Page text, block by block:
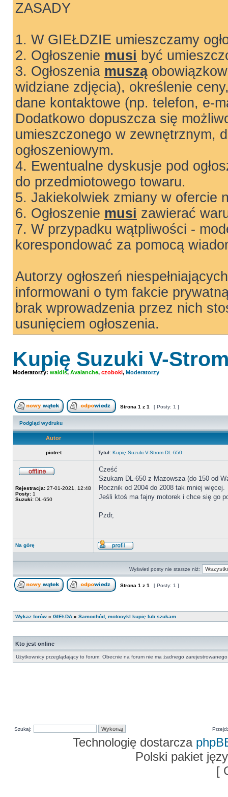
ZASADY
1. W GIEŁDZIE umieszczamy
2. Ogłoszenie musi być
3. Ogłoszenia muszą
widziane zdjęcia), określenie
dane kontaktowe (np. telefon, e-
Dodatkowo dopuszcza się
umieszczonego w zewnętrznym,
ogłoszeniowym.
4. Ewentualne dyskusje pod
do przedmiotowego towaru.
5. Jakiekolwiek zmiany w ofercie
6. Ogłoszenie musi zawierać
7. W przypadku wątpliwości -
korespondować za pomocą
Autorzy ogłoszeń
informowani o tym fakcie
brak wprowadzenia przez nich
usunięciem ogłoszenia.
Kupię Suzuki V-
Moderatorzy: waldis, Avalanche, czoboki, Moderatorzy
Nowy temat Odpowiedz w temacie
Strona 1 z 1 [ Posty: 1 ]
Podgląd wydruku
Autor
piotret Tytuł: Kupię Suzuki V-Strom DL-650
Rejestracja: 27-01-2021, 12:48
Posty: 1
Suzuki: DL-650
Cześć
Szukam DL-650 z Mazowsza (do 150 od
Rocznik od 2004 do 2008 tak mniej więcej.
Jeśli ktoś ma fajny motorek i chce się go
Pzdr,
Na górę
Wyświetl
Wyświetl posty nie starsze niż:
Strona 1 z 1 [ Posty: 1 ]
Wykaz forów » GIEŁDA » Samochód, motocykl kupię lub szukam
Kto jest online
Użytkownicy przeglądający to forum: Obecnie na forum nie ma żadnego
Szukaj:
Technologię dostarcza
Polski pakiet
[